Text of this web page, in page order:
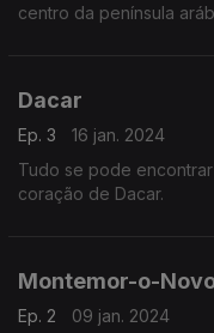
centro da península
Dacar
Ep. 3
16 jan. 2024
Tudo se pode
coração de Dacar.
Montemor-o-
Ep. 2
09 jan. 2024